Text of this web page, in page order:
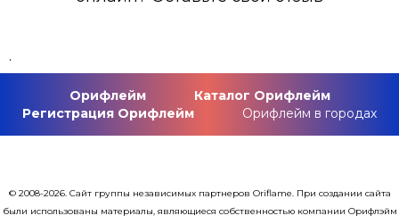
.
Орифлейм
Каталог Орифлейм
Регистрация Орифлейм
Орифлейм в городах
© 2008-2026. Сайт группы независимых партнеров Oriflame. При создании сайта
были использованы материалы, являющиеся собственностью компании Орифлэйм